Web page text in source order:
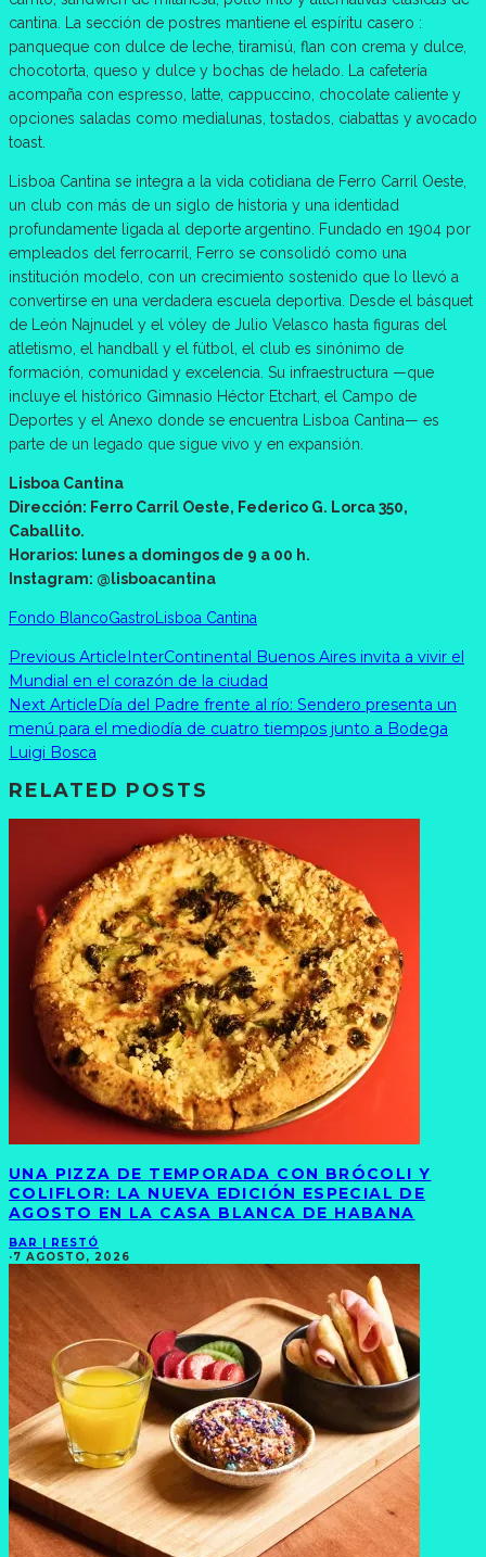
cantina. La sección de postres mantiene el espíritu casero :
panqueque con dulce de leche, tiramisú, flan con crema y dulce,
chocotorta, queso y dulce y bochas de helado. La cafetería
acompaña con espresso, latte, cappuccino, chocolate caliente y
opciones saladas como medialunas, tostados, ciabattas y avocado
toast.
Lisboa Cantina se integra a la vida cotidiana de Ferro Carril Oeste,
un club con más de un siglo de historia y una identidad
profundamente ligada al deporte argentino. Fundado en 1904 por
empleados del ferrocarril, Ferro se consolidó como una
institución modelo, con un crecimiento sostenido que lo llevó a
convertirse en una verdadera escuela deportiva. Desde el básquet
de León Najnudel y el vóley de Julio Velasco hasta figuras del
atletismo, el handball y el fútbol, el club es sinónimo de
formación, comunidad y excelencia. Su infraestructura —que
incluye el histórico Gimnasio Héctor Etchart, el Campo de
Deportes y el Anexo donde se encuentra Lisboa Cantina— es
parte de un legado que sigue vivo y en expansión.
Lisboa Cantina
Dirección: Ferro Carril Oeste, Federico G. Lorca 350,
Caballito.
Horarios: lunes a domingos de 9 a 00 h.
Instagram: @lisboacantina
Fondo BlancoGastroLisboa Cantina
Previous ArticleInterContinental Buenos Aires invita a vivir el
Mundial en el corazón de la ciudad
Next ArticleDía del Padre frente al río: Sendero presenta un
menú para el mediodía de cuatro tiempos junto a Bodega
Luigi Bosca
RELATED POSTS
UNA PIZZA DE TEMPORADA CON BRÓCOLI Y
COLIFLOR: LA NUEVA EDICIÓN ESPECIAL DE
AGOSTO EN LA CASA BLANCA DE HABANA
BAR | RESTÓ
·7 AGOSTO, 2026